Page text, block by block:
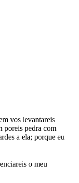
vos levantareis
poreis pedra com
a ela; porque eu
o meu